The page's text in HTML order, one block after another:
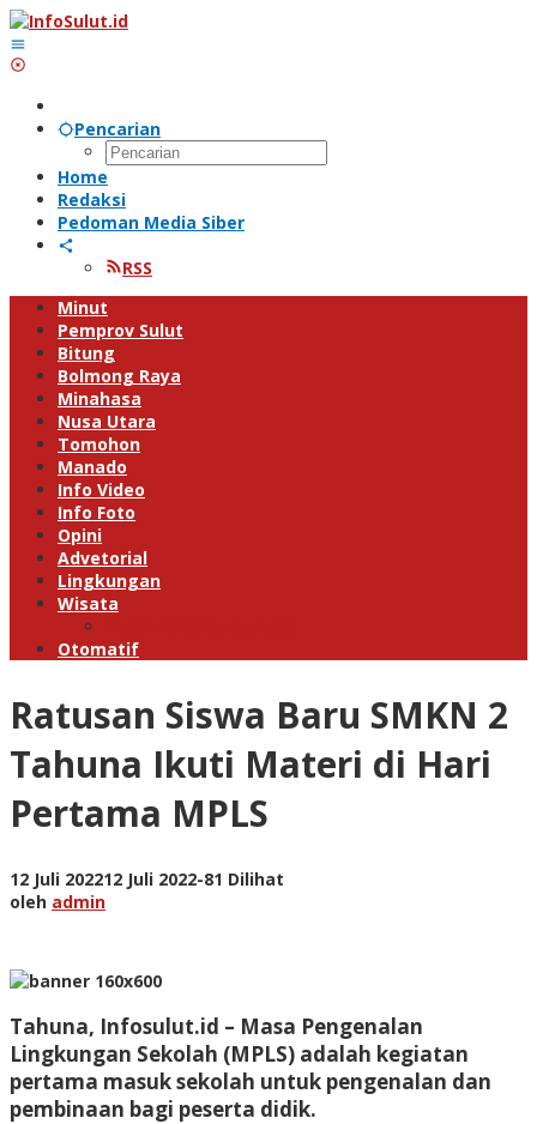
Lewati
ke
konten
Pencarian
Home
Redaksi
Pedoman Media Siber
RSS
Minut
Pemprov Sulut
Bitung
Bolmong Raya
Minahasa
Nusa Utara
Tomohon
Manado
Info Video
Info Foto
Opini
Advetorial
Lingkungan
Wisata
Otomatif
Ratusan Siswa Baru SMKN 2
Tahuna Ikuti Materi di Hari
Pertama MPLS
12 Juli 202212 Juli 2022oleh
-81 Dilihat
oleh admin
Tahuna, Infosulut.id – Masa Pengenalan
Lingkungan Sekolah (MPLS) adalah kegiatan
pertama masuk sekolah untuk pengenalan dan
pembinaan bagi peserta didik.